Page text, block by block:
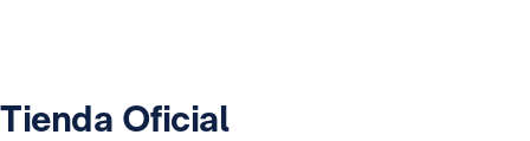
Tienda Oficial